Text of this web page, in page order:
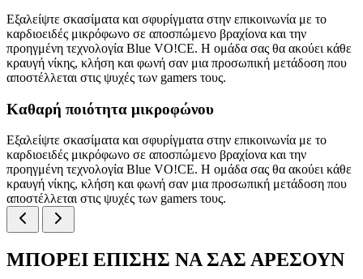
Εξαλείψτε σκασίματα και σφυρίγματα στην επικοινωνία με το
καρδιοειδές μικρόφωνο σε αποσπώμενο βραχίονα και την
προηγμένη τεχνολογία Blue VO!CE. Η ομάδα σας θα ακούει κάθε
κραυγή νίκης, κλήση και φωνή σαν μια προσωπική μετάδοση που
αποστέλλεται στις ψυχές των gamers τους.
Καθαρή ποιότητα μικροφώνου
Εξαλείψτε σκασίματα και σφυρίγματα στην επικοινωνία με το
καρδιοειδές μικρόφωνο σε αποσπώμενο βραχίονα και την
προηγμένη τεχνολογία Blue VO!CE. Η ομάδα σας θα ακούει κάθε
κραυγή νίκης, κλήση και φωνή σαν μια προσωπική μετάδοση που
αποστέλλεται στις ψυχές των gamers τους.
ΜΠΟΡΕΙ ΕΠΙΣΗΣ ΝΑ ΣΑΣ ΑΡΕΣΟΥΝ